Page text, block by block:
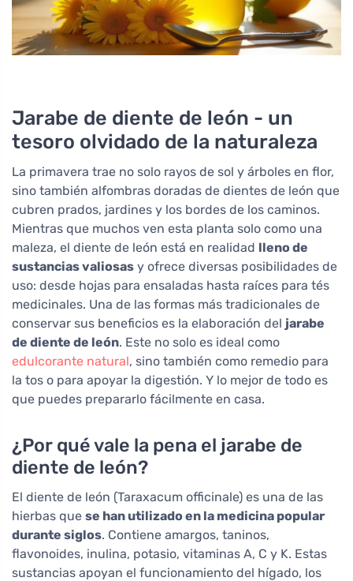
Jarabe de diente de león - un
tesoro olvidado de la naturaleza
La primavera trae no solo rayos de sol y árboles en flor,
sino también alfombras doradas de dientes de león que
cubren prados, jardines y los bordes de los caminos.
Mientras que muchos ven esta planta solo como una
maleza, el diente de león está en realidad lleno de
sustancias valiosas y ofrece diversas posibilidades de
uso: desde hojas para ensaladas hasta raíces para tés
medicinales. Una de las formas más tradicionales de
conservar sus beneficios es la elaboración del jarabe
de diente de león. Este no solo es ideal como
edulcorante natural, sino también como remedio para
la tos o para apoyar la digestión. Y lo mejor de todo es
que puedes prepararlo fácilmente en casa.
¿Por qué vale la pena el jarabe de
diente de león?
El diente de león (Taraxacum officinale) es una de las
hierbas que se han utilizado en la medicina popular
durante siglos. Contiene amargos, taninos,
flavonoides, inulina, potasio, vitaminas A, C y K. Estas
sustancias apoyan el funcionamiento del hígado, los